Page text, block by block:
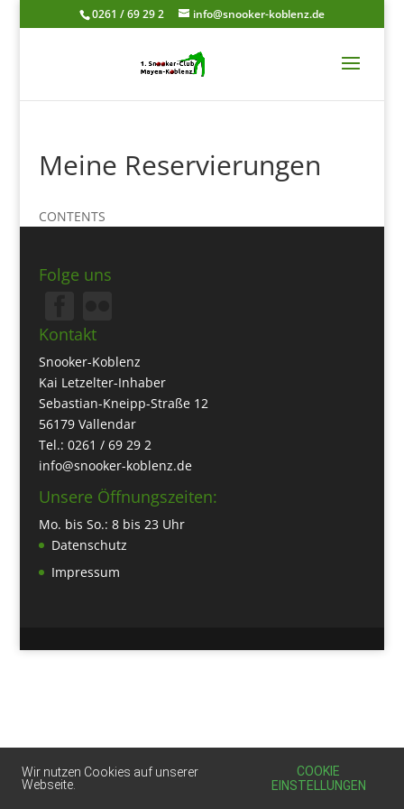
0261 / 69 29 2 info@snooker-koblenz.de
Meine Reservierungen
CONTENTS
Folge uns
Kontakt
Snooker-Koblenz
Kai Letzelter-Inhaber
Sebastian-Kneipp-Straße 12
56179 Vallendar
Tel.: 0261 / 69 29 2
info@snooker-koblenz.de
Unsere Öffnungszeiten:
Mo. bis So.: 8 bis 23 Uhr
Datenschutz
Impressum
Wir nutzen Cookies auf unserer
Webseite.
COOKIE
EINSTELLUNGEN